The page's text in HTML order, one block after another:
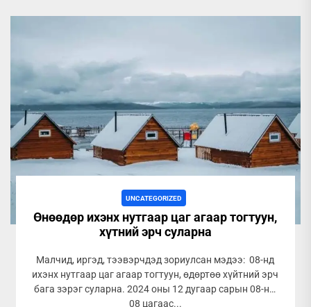
UNCATEGORIZED
Өнөөдөр ихэнх нутгаар цаг агаар тогтуун,
хүтний эрч суларна
Малчид, иргэд, тээвэрчдэд зориулсан мэдээ: 08-нд
ихэнх нутгаар цаг агаар тогтуун, өдөртөө хүйтний эрч
бага зэрэг суларна. 2024 оны 12 дугаар сарын 08-ны
08 цагаас...